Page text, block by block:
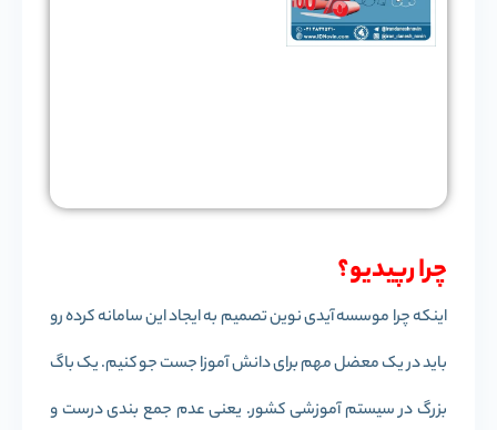
چرا رپیدیو؟
اینکه چرا موسسه آیدی نوین تصمیم به ایجاد این سامانه کرده رو
باید در یک معضل مهم برای دانش آموزا جست جو کنیم. یک باگ
بزرگ در سیستم آموزشی کشور. یعنی عدم جمع بندی درست و